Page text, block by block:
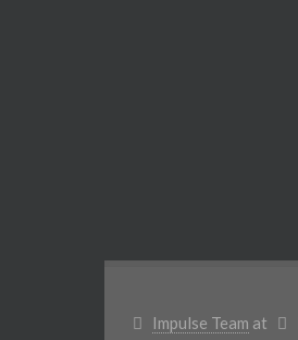
Impulse Team at